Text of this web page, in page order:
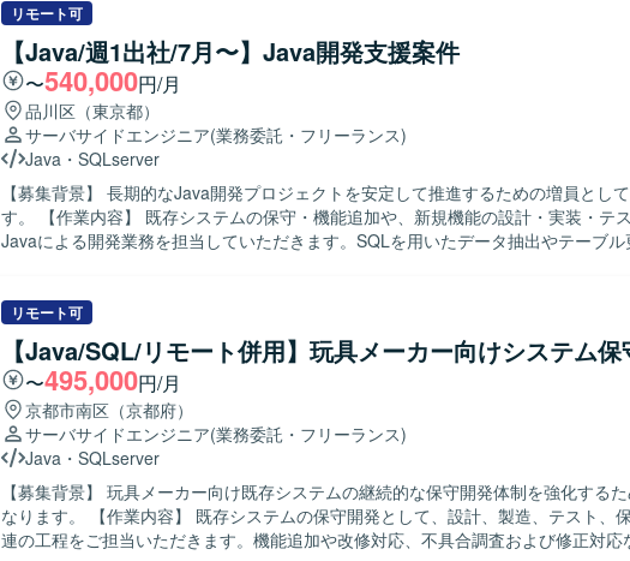
ケーションを通じて要件ヒアリングや仕様調整を行い、システム品質向上に向けた
行っていただきます。 【求める人物像】 技術的な課題に対して前向きかつ柔軟に取り組み、自
らコミュニケーションを取りながら業務を推進できる方を求めております。 要件
工程にも主体的に関わり、長期的な視点でシステム改善に貢献していただける方が
す。 【ポジションの魅力】 基幹システムのバッチ基盤改善という重要度の高い領域に携わるこ
とで、上流工程から保守まで一貫した経験を積むことができます。 REST APIベー
Spring Boot、DB2 for i、Apache Airflowなどの技術に触れながら、バッチ基盤の設
パフォーマンスチューニングの知見を高めることができます。 【開発環境】 Javaを中心とした
バッチ基盤環境を想定しており、REST APIベースのアーキテクチャやSQLストア
ャを活用した構成となります。 今後、Spring BootやJDK21以上、DB2 for i、
Python、生成AIツールなどの活用も見込まれております。
リモート可
【Java/週1出社/7月〜】Java開発支援案件
〜540,000円/月
品川区（東京都）
サーバサイドエンジニア(業務委託・フリーランス)
Java ・ SQLserver
【募集背景】 長期的なJava開発プロジェクトを安定して推進するための増員とし
す。 【作業内容】 既存システムの保守・機能追加や、新規機能の設計・実装・テストなどの
Javaによる開発業務を担当していただきます。SQLを用いたデータ抽出やテーブ
りと身につけており、自ら不明点を確認しながら主体的に開発を進められる方を求
す。リモート環境下でも報告・連絡・相談をこまめに行い、チームと協調して業務
る方が望ましいです。 【ポジションの魅力】 長期前提のプロジェクトのため、ドメイン理解を
深めながら継続的に開発スキルを高めていただけます。リモート環境での開発経験
ができ、コミュニケーションを含めたチーム開発のスキル向上にもつながります。 【開発環
境】 JavaおよびSQLを用いたシステム開発環境での業務となります。詳細なツー
ワークはプロジェクト内の標準に沿ってご対応いただきます。
リモート可
【Java/SQL/リモート併用】玩具メーカー向けシステム
〜495,000円/月
京都市南区（京都府）
サーバサイドエンジニア(業務委託・フリーランス)
Java ・ SQLserver
【募集背景】 玩具メーカー向け既存システムの継続的な保守開発体制を強化する
なります。 【作業内容】 既存システムの保守開発として、設計、製造、テスト、保守までの一
連の工程をご担当いただきます。機能追加や改修対応、不具合調査および修正対応